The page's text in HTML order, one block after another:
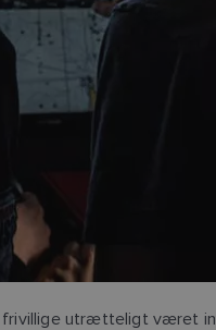
frivillige utrætteligt